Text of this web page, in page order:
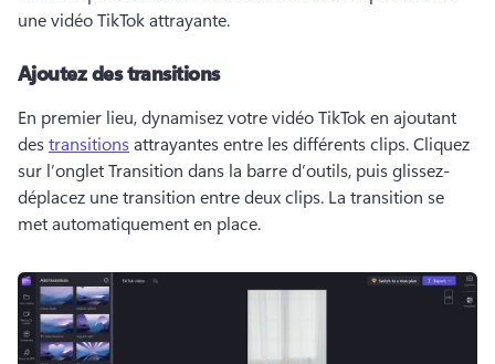
une vidéo TikTok attrayante.
Ajoutez des transitions
En premier lieu, dynamisez votre vidéo TikTok en ajoutant
des transitions attrayantes entre les différents clips. Cliquez
sur l’onglet Transition dans la barre d’outils, puis glissez-
déplacez une transition entre deux clips. La transition se
met automatiquement en place.